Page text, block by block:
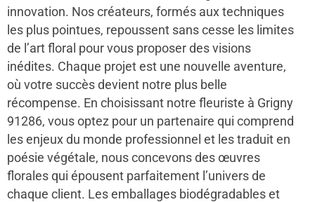
innovation. Nos créateurs, formés aux techniques
les plus pointues, repoussent sans cesse les limites
de l’art floral pour vous proposer des visions
inédites. Chaque projet est une nouvelle aventure,
où votre succès devient notre plus belle
récompense. En choisissant notre fleuriste à Grigny
91286, vous optez pour un partenaire qui comprend
les enjeux du monde professionnel et les traduit en
poésie végétale, nous concevons des œuvres
florales qui épousent parfaitement l’univers de
chaque client. Les emballages biodégradables et